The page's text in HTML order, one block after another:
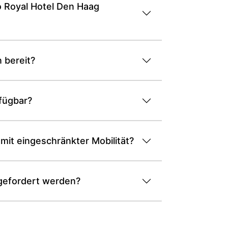
Hotel Den Haag
bereit?
eingeschränkter Mobilität?
werden?